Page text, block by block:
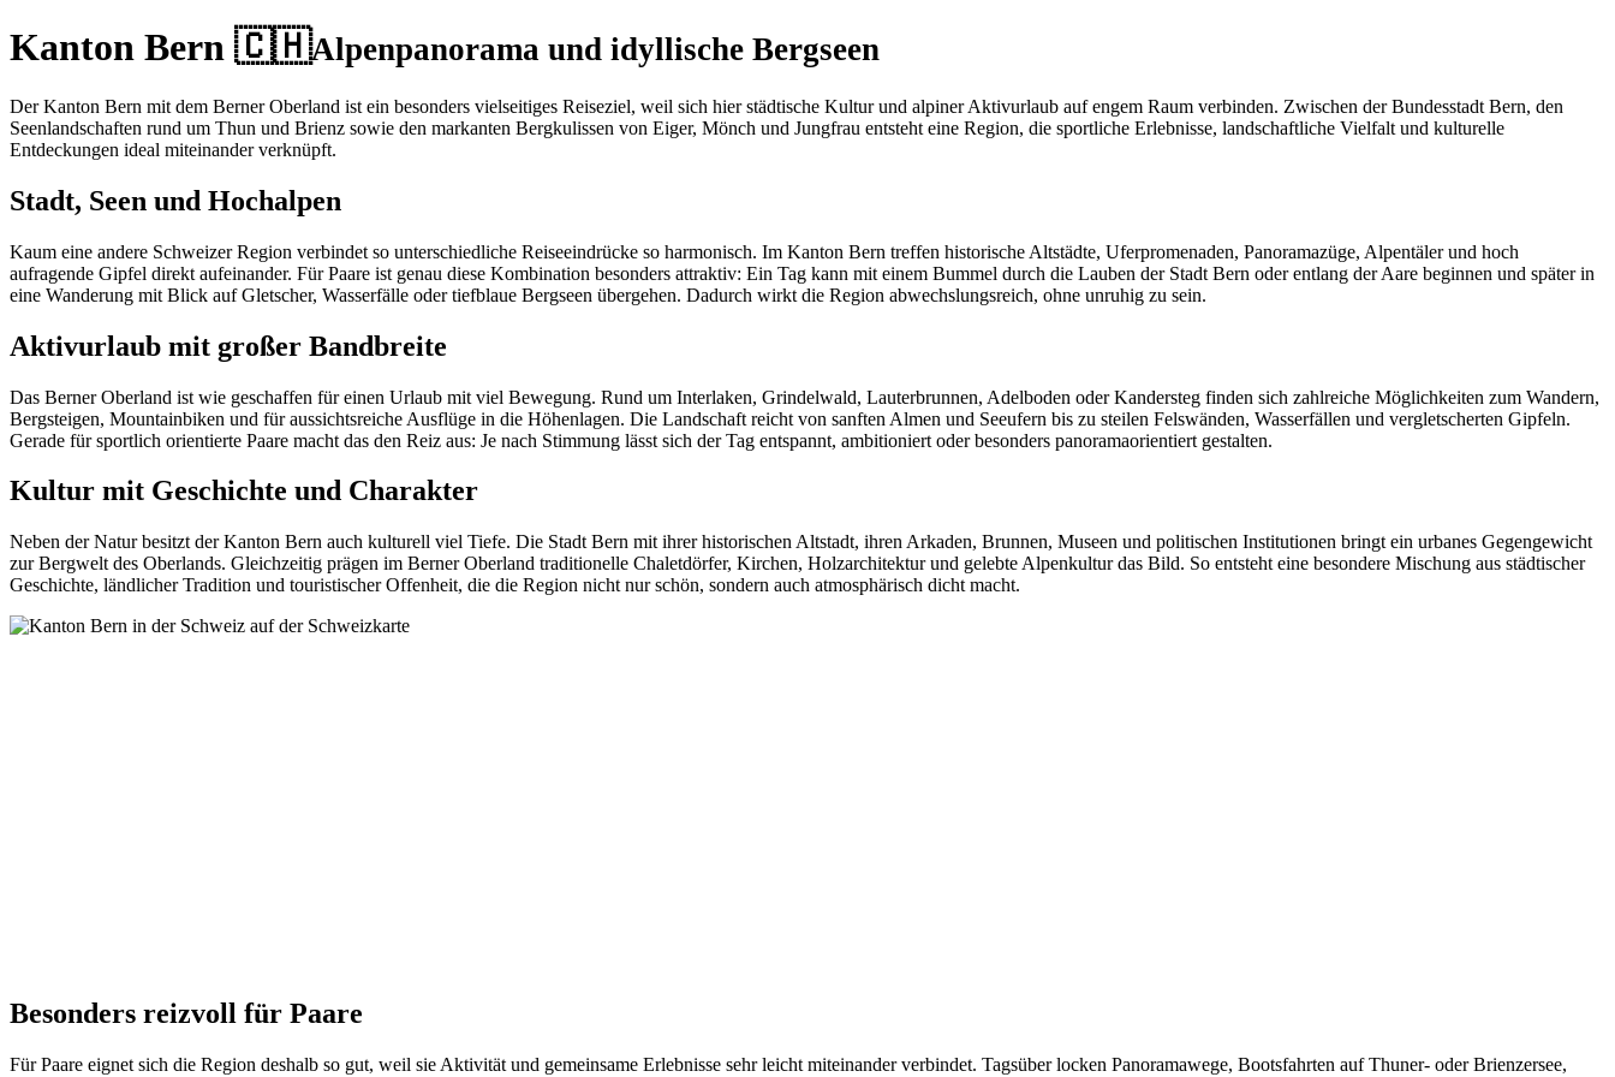
Kanton Bern 🇨🇭Alpenpanorama und idyllische Bergseen
Der Kanton Bern mit dem Berner Oberland ist ein besonders vielseitiges Reiseziel, weil sich hier städtische Kultur und alpiner Aktivurlaub auf engem Raum verbinden. Zwischen der Bundesstadt Bern, den
Seenlandschaften rund um Thun und Brienz sowie den markanten Bergkulissen von Eiger, Mönch und Jungfrau entsteht eine Region, die sportliche Erlebnisse, landschaftliche Vielfalt und kulturelle
Entdeckungen ideal miteinander verknüpft.
Stadt, Seen und Hochalpen
Kaum eine andere Schweizer Region verbindet so unterschiedliche Reiseeindrücke so harmonisch. Im Kanton Bern treffen historische Altstädte, Uferpromenaden, Panoramazüge, Alpentäler und hoch
aufragende Gipfel direkt aufeinander. Für Paare ist genau diese Kombination besonders attraktiv: Ein Tag kann mit einem Bummel durch die Lauben der Stadt Bern oder entlang der Aare beginnen und später in
eine Wanderung mit Blick auf Gletscher, Wasserfälle oder tiefblaue Bergseen übergehen. Dadurch wirkt die Region abwechslungsreich, ohne unruhig zu sein.
Aktivurlaub mit großer Bandbreite
Das Berner Oberland ist wie geschaffen für einen Urlaub mit viel Bewegung. Rund um Interlaken, Grindelwald, Lauterbrunnen, Adelboden oder Kandersteg finden sich zahlreiche Möglichkeiten zum Wandern,
Bergsteigen, Mountainbiken und für aussichtsreiche Ausflüge in die Höhenlagen. Die Landschaft reicht von sanften Almen und Seeufern bis zu steilen Felswänden, Wasserfällen und vergletscherten Gipfeln.
Gerade für sportlich orientierte Paare macht das den Reiz aus: Je nach Stimmung lässt sich der Tag entspannt, ambitioniert oder besonders panoramaorientiert gestalten.
Kultur mit Geschichte und Charakter
Neben der Natur besitzt der Kanton Bern auch kulturell viel Tiefe. Die Stadt Bern mit ihrer historischen Altstadt, ihren Arkaden, Brunnen, Museen und politischen Institutionen bringt ein urbanes Gegengewicht
zur Bergwelt des Oberlands. Gleichzeitig prägen im Berner Oberland traditionelle Chaletdörfer, Kirchen, Holzarchitektur und gelebte Alpenkultur das Bild. So entsteht eine besondere Mischung aus städtischer
Geschichte, ländlicher Tradition und touristischer Offenheit, die die Region nicht nur schön, sondern auch atmosphärisch dicht macht.
Besonders reizvoll für Paare
Für Paare eignet sich die Region deshalb so gut, weil sie Aktivität und gemeinsame Erlebnisse sehr leicht miteinander verbindet. Tagsüber locken Panoramawege, Bootsfahrten auf Thuner- oder Brienzersee,